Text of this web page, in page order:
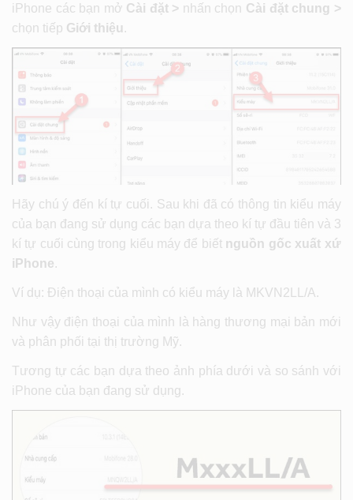
iPhone các bạn mở Cài đặt > nhấn chọn Cài đặt chung >
chọn tiếp Giới thiệu .
Hãy chú ý đến kí tự cuối. Sau khi đã có thông tin kiểu máy
của bạn đang sử dụng các bạn dựa theo kí tự đầu tiên và 3
kí tự cuối cùng trong kiểu máy để biết nguồn gốc xuất xứ
iPhone.
Ví dụ: Điện thoại của mình có kiểu máy là MKVN2LL/A.
Như vậy điện thoại của mình là hàng thương mại bản mới
và phân phối tại thị trường Mỹ.
Tương tự các bạn dựa theo ảnh phía dưới và so sánh với
iPhone của bạn đang sử dụng.